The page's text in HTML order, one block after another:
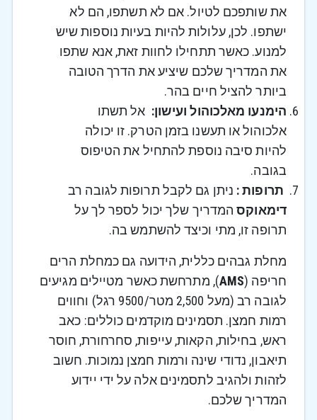
את שותפכם לטיול. אם לא תשתפו, הם לא
ישתפו. לכן, עלולות להיות בעיות נוספות שיש
למנוע. כאשר תתחילו לחוות זאת, אנא שתפו
את המדריך שלכם שיציע את הדרך הטובה
ביותר להציל חיים בהר.
הימנעו מאלכוהול ועישון: אל תשתו
אלכוהול או תעשנו בזמן הטרק. זו יכולה
להיות סיבה נוספת להתחיל את הטיפוס
בגובה.
תרופות : ניתן גם לקבל תרופות לגובה רב
דימאוקסהמדריך שלך יכול לספר לך על
תרופה זו, מתי וכיצד להשתמש בה.
מחלת גבהים כללית, הידועה גם כמחלת הרים
חריפה (AMS), מתרחשת כאשר מטיילים מגיעים
לגובה רב (מעל 2,500 מטר/9500 רגל) וחווים
רמות חמצן. תסמינים מוקדמים כוללים: כאב
ראש, בחילות, הקאות, עייפות, סחרחורת, חוסר
תיאבון, נדודי שינה ורמות חמצן נמוכות. חשוב
לזהות ולהגיב לתסמינים אלה על ידי יידוע
המדריך שלכם.